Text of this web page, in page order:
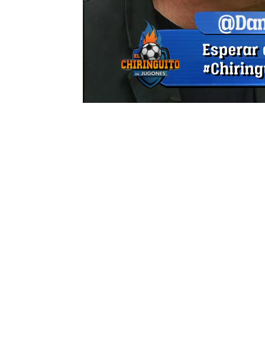
Jorge D'Alessandro Jota Jordi